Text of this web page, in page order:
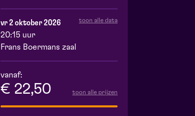
vr 2 oktober 2026 toon alle data
20:15 uur
Frans Boermans zaal
vanaf:
€ 22,50 toon alle prijzen